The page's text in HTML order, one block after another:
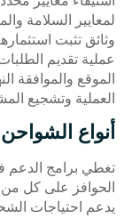
لمعايير السلامة
وثائق تثبت
عملية تقديم
الموقع والموافقة
العملية وتشجيع
أنواع
تغطي برامج الدعم
الحوافز على كل
يدعم احتياجات